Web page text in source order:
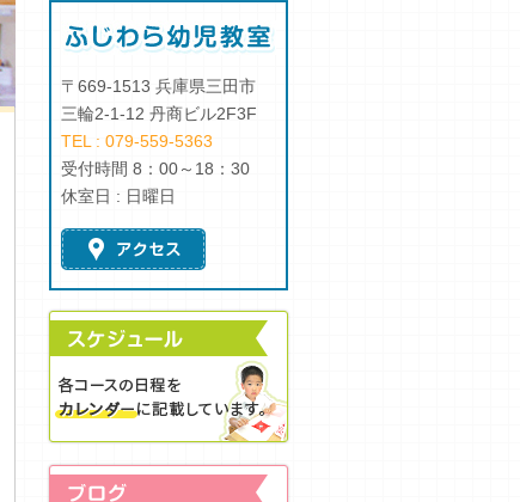
〒669-1513 兵庫県三田市
三輪2-1-12 丹商ビル2F3F
TEL : 079-559-5363
受付時間 8：00～18：30
休室日 : 日曜日